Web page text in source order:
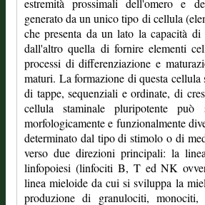
estremità prossimali dell'omero e
generato da un unico tipo di cellula
che presenta da un lato la capacità di
dall'altro quella di fornire elementi
processi di differenziazione e
maturi. La formazione di questa
di tappe, sequenziali e ordinate, di
cellula staminale pluripotente può
morfologicamente e funzionalmente
determinato dal tipo di stimolo o di
verso due direzioni principali: la
linfopoiesi (linfociti B, T ed NK
linea mieloide da cui si sviluppa la
produzione di granulociti, monociti,